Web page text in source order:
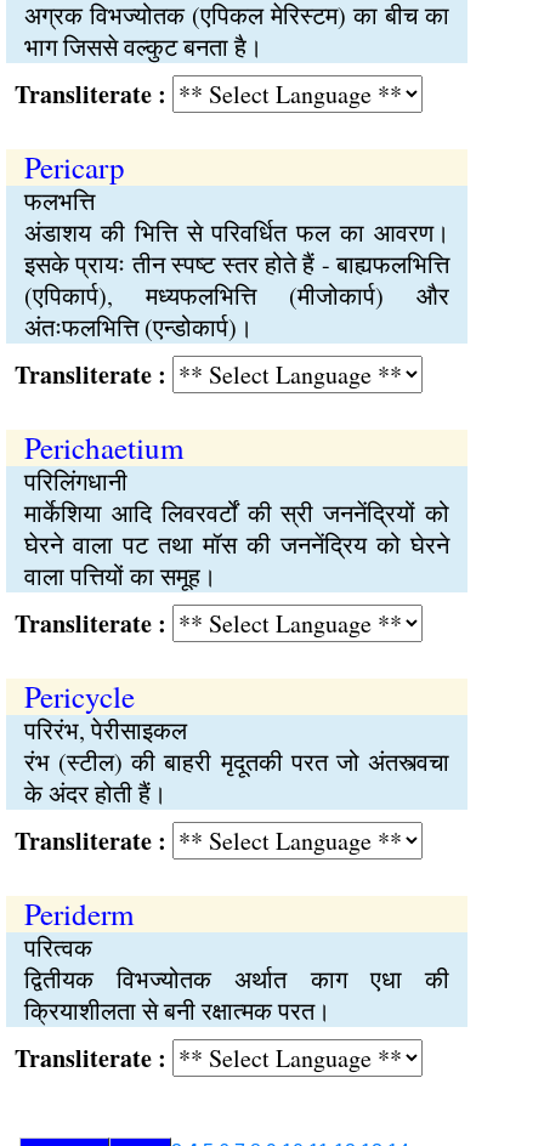
अग्रक विभज्योतक (एपिकल मेरिस्टम) का बीच का
भाग जिससे वल्कुट बनता है।
:
Pericarp
फलभत्ति
अंडाशय की भित्ति से परिवर्धित फल का आवरण।
इसके प्रायः तीन स्पष्ट स्तर होते हैं - बाह्यफलभित्ति
(एपिकार्प), मध्यफलभित्ति (मीजोकार्प) और
अंतःफलभित्ति (एन्डोकार्प)।
:
Perichaetium
परिलिंगधानी
मार्केशिया आदि लिवरवर्टों की स्री जननेंद्रियों को
घेरने वाला पट तथा मॉस की जननेंद्रिय को घेरने
वाला पत्तियों का समूह।
:
Pericycle
परिरंभ, पेरीसाइकल
रंभ (स्टील) की बाहरी मृदूतकी परत जो अंतस्त्वचा
के अंदर होती हैं।
:
Periderm
परित्वक
द्वितीयक विभज्योतक अर्थात काग एधा की
क्रियाशीलता से बनी रक्षात्मक परत।
: